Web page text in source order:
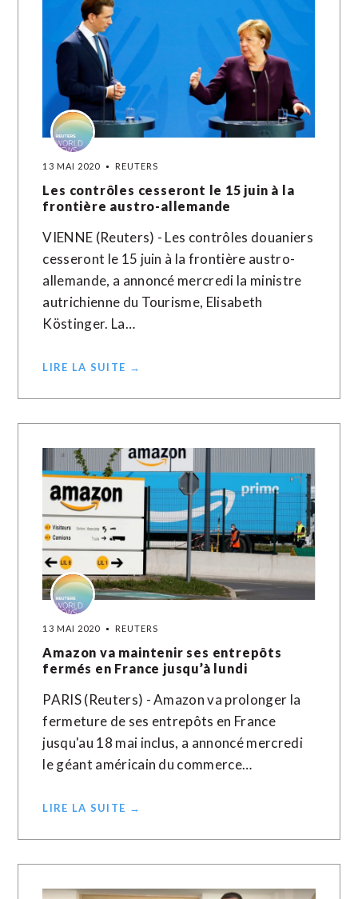
13 MAI 2020 REUTERS
Les contrôles cesseront le 15 juin à la
frontière austro-allemande
VIENNE (Reuters) - Les contrôles douaniers
cesseront le 15 juin à la frontière austro-
allemande, a annoncé mercredi la ministre
autrichienne du Tourisme, Elisabeth
Köstinger. La…
LIRE LA SUITE →
13 MAI 2020 REUTERS
Amazon va maintenir ses entrepôts
fermés en France jusqu’à lundi
PARIS (Reuters) - Amazon va prolonger la
fermeture de ses entrepôts en France
jusqu'au 18 mai inclus, a annoncé mercredi
le géant américain du commerce…
LIRE LA SUITE →